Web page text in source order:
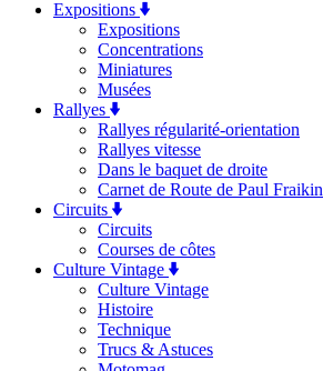
Expositions
Expositions
Concentrations
Miniatures
Musées
Rallyes
Rallyes régularité-orientation
Rallyes vitesse
Dans le baquet de droite
Carnet de Route de Paul Fraikin
Circuits
Circuits
Courses de côtes
Culture Vintage
Culture Vintage
Histoire
Technique
Trucs & Astuces